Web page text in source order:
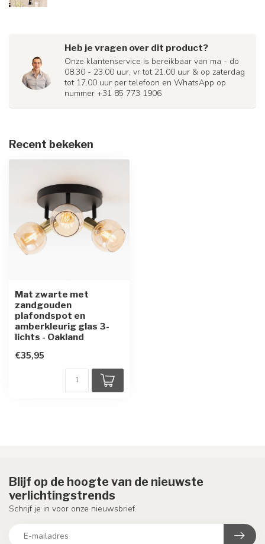
Heb je vragen over dit product?
Onze klantenservice is bereikbaar van ma - do
08.30 - 23.00 uur, vr tot 21.00 uur & op zaterdag
tot 17.00 uur per telefoon en WhatsApp op
nummer +31 85 773 1906
Recent bekeken
Mat zwarte met
zandgouden
plafondspot en
amberkleurig glas 3-
lichts - Oakland
€35,95
Blijf op de hoogte van de nieuwste
verlichtingstrends
Schrijf je in voor onze nieuwsbrief.